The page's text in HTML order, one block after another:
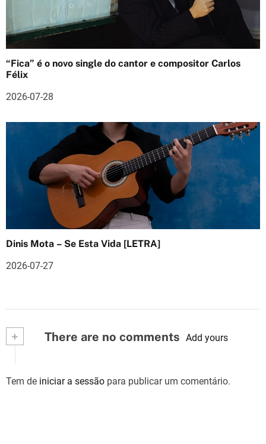
g
o
s
“Fica” é o novo single do cantor e compositor Carlos
Félix
2026-07-28
Dinis Mota – Se Esta Vida [LETRA]
2026-07-27
+ There are no comments Add yours
Tem de iniciar a sessão para publicar um comentário.